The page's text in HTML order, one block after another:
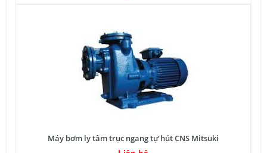
Máy bơm ly tâm trục ngang tự hút CNS Mitsuki